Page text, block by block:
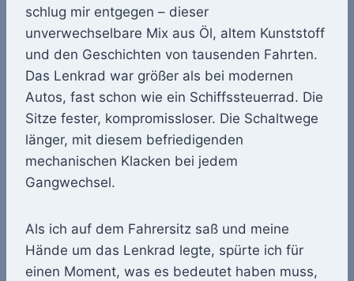
schlug mir entgegen – dieser
unverwechselbare Mix aus Öl, altem Kunststoff
und den Geschichten von tausenden Fahrten.
Das Lenkrad war größer als bei modernen
Autos, fast schon wie ein Schiffssteuerrad. Die
Sitze fester, kompromissloser. Die Schaltwege
länger, mit diesem befriedigenden
mechanischen Klacken bei jedem
Gangwechsel.
Als ich auf dem Fahrersitz saß und meine
Hände um das Lenkrad legte, spürte ich für
einen Moment, was es bedeutet haben muss,